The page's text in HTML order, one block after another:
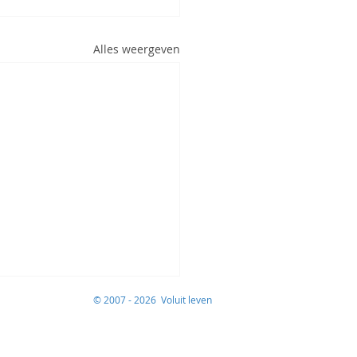
Alles weergeven
© 2007 - 2026 Voluit leven